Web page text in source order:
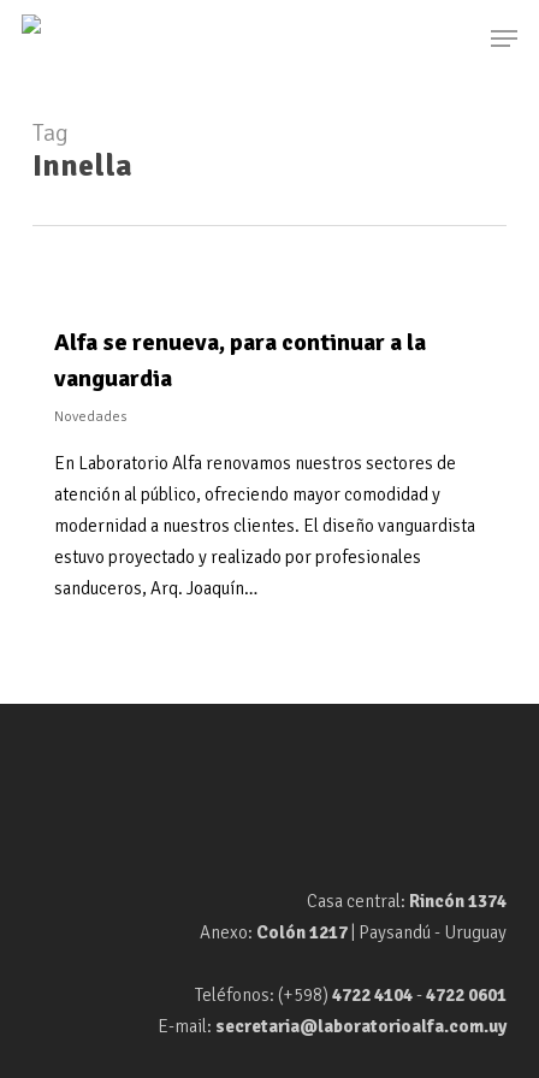
Skip
Tag
Innella
Alfa se renueva, para continuar a la
vanguardia
Novedades
En Laboratorio Alfa renovamos nuestros sectores de
atención al público, ofreciendo mayor comodidad y
modernidad a nuestros clientes. El diseño vanguardista
estuvo proyectado y realizado por profesionales
sanduceros, Arq. Joaquín…
Casa central: Rincón 1374
Anexo: Colón 1217 | Paysandú - Uruguay
Teléfonos: (+598)4722 4104-4722 0601
E-mail: secretaria@laboratorioalfa.com.uy